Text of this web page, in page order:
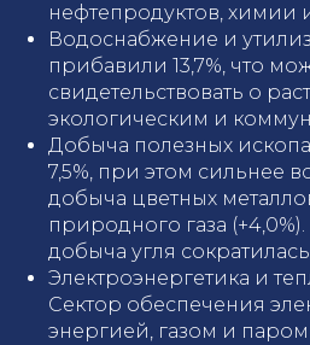
нефтепродуктов, химии
Водоснабжение и
прибавили 13,7%, что
свидетельствовать о
экологическим и
Добыча полезных
7,5%, при этом сильнее
добыча цветных
природного газа
добыча угля сократилась
Электроэнергетика и
Сектор обеспечения
энергией, газом и